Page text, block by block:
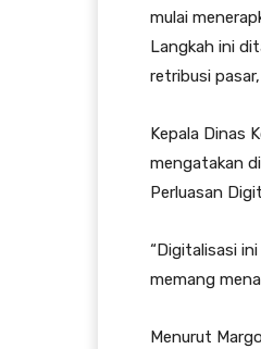
mulai
Langkah ini
retribusi
Kepala Dinas
mengatakan
Perluasan
“Digitalisasi
memang
Menurut